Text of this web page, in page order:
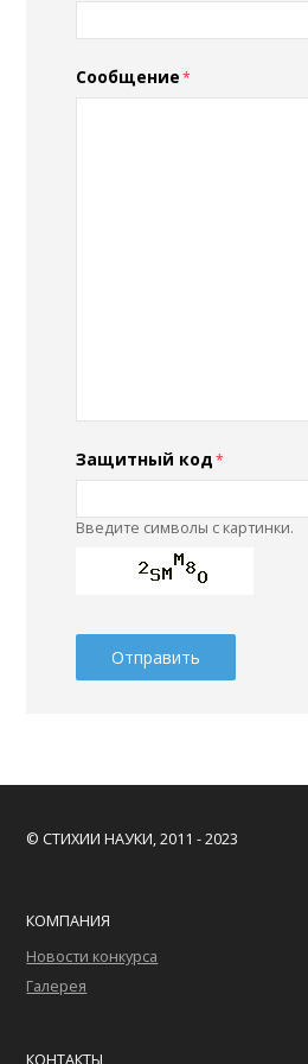
Сообщение
Защитный код
Введите символы с картинки.
© СТИХИИ НАУКИ, 2011 - 2023
КОМПАНИЯ
Новости конкурса
Галерея
КОНТАКТЫ